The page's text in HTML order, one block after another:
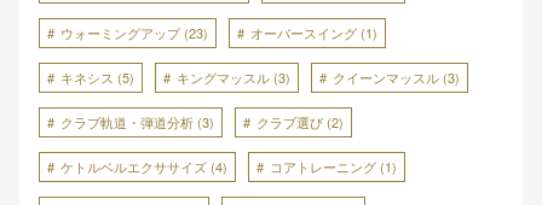
ウォーミングアップ(23) オーバースイング (1)
キネシス (5) キングマッスル (3) クイーンマッスル (3)
クラブ軌道・弾道分析 (3) クラブ選び (2)
ケトルベルエクササイズ (4) コアトレーニング (1)